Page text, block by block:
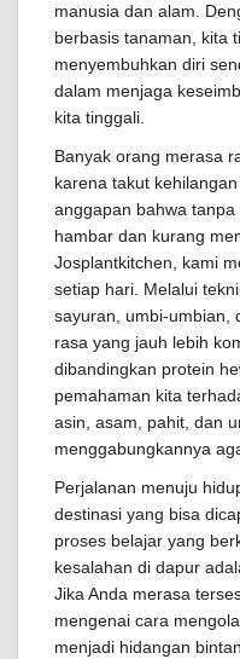
manusia dan alam.
berbasis tanaman, kita
menyembuhkan diri
dalam menjaga
kita tinggali.
Banyak orang merasa
karena takut
anggapan bahwa
hambar dan kurang
Josplantkitchen, kami
setiap hari. Melalui
sayuran, umbi-umbian,
rasa yang jauh lebih
dibandingkan protein
pemahaman kita
asin, asam, pahit, dan
menggabungkannya
Perjalanan menuju
destinasi yang bisa
proses belajar yang
kesalahan di dapur
Jika Anda merasa
mengenai cara
menjadi hidangan